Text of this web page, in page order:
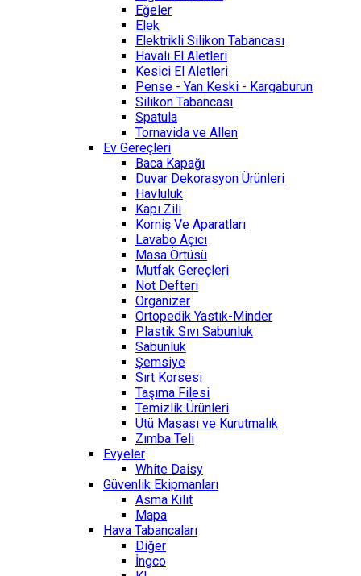
Eğeler
Elek
Elektrikli Silikon Tabancası
Havalı El Aletleri
Kesici El Aletleri
Pense - Yan Keski - Kargaburun
Silikon Tabancası
Spatula
Tornavida ve Allen
Ev Gereçleri
Baca Kapağı
Duvar Dekorasyon Ürünleri
Havluluk
Kapı Zili
Korniş Ve Aparatları
Lavabo Açıcı
Masa Örtüsü
Mutfak Gereçleri
Not Defteri
Organizer
Ortopedik Yastık-Minder
Plastik Sıvı Sabunluk
Sabunluk
Şemsiye
Sırt Korsesi
Taşıma Filesi
Temizlik Ürünleri
Ütü Masası ve Kurutmalık
Zımba Teli
Evyeler
White Daisy
Güvenlik Ekipmanları
Asma Kilit
Mapa
Hava Tabancaları
Diğer
İngco